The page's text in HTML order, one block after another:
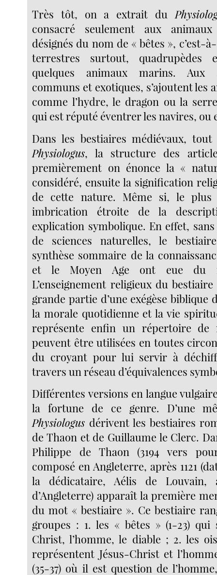
Très tôt, on a extrait du
consacré seulement aux animaux
désignés du nom de « bêtes », c’est-
terrestres surtout, quadrupèdes
quelques animaux marins. Aux
communs et exotiques, s’ajoutent les
comme l’hydre, le dragon ou la
qui est réputé éventrer les navires, ou
Dans les bestiaires médiévaux,
Physiologus, la structure des
premièrement on énonce la «
considéré, ensuite la signification
de cette nature. Même si, le
imbrication étroite de la
explication symbolique. En effet,
de sciences naturelles, le
synthèse sommaire de la
et le Moyen Age ont eue du
L’enseignement religieux du
grande partie d’une exégèse biblique
la morale quotidienne et la vie
représente enfin un répertoire de
peuvent être utilisées en toutes
du croyant pour lui servir à
travers un réseau d’équivalences
Différentes versions en langue
la fortune de ce genre. D’une
Physiologus dérivent les bestiaires
de Thaon et de Guillaume le Clerc.
Philippe de Thaon (3194 vers
composé en Angleterre, après 1121
la dédicataire, Aélis de Louvain,
d’Angleterre) apparaît la première
du mot « bestiaire ». Ce bestiaire
groupes : 1. les « bêtes » (1-23) qui
Christ, l’homme, le diable ; 2. les
représentent Jésus-Christ et
(35-37) où il est question de